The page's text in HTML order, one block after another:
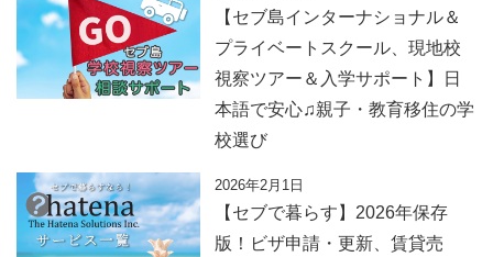
【セブ島インターナショナル＆
プライベートスクール、現地校
視察ツアー＆入学サポート】日
本語で安心♫親子・教育移住の学
校選び
2026年2月1日
【セブで暮らす】2026年保存
版！ビザ申請・更新、賃貸売